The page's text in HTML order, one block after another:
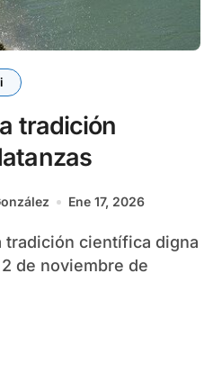
tradición
Ene 17, 2026
de noviembre de